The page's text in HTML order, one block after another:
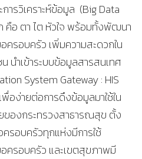
ารวิเคราะห์ข้อมูล (Big Data
คือ ตา ไต หัวใจ พร้อมทั้งพัฒนา
รอบครัว เพิ่มความสะดวกใน
นำเข้าระบบข้อมูลสารสนเทศ
System Gateway : HIS
พื่อง่ายต่อการดึงข้อมูลมาใช้ใน
ของกระทรวงสาธารณสุข ตั้ง
ครอบครัวทุกแห่งมีการใช้
ครอบครัว และเขตสุขภาพมี